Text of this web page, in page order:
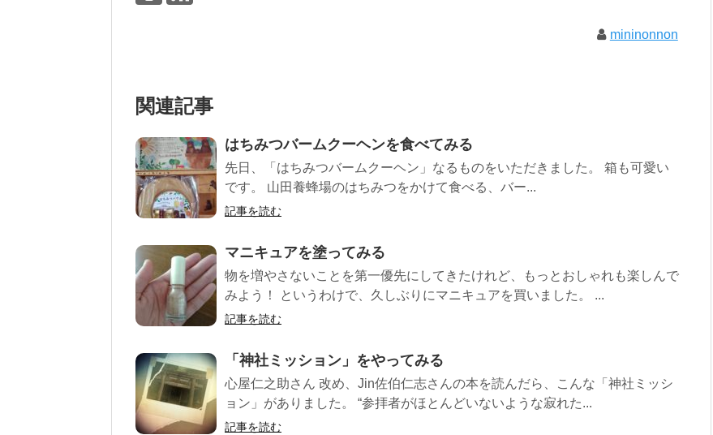
mininonnon
関連記事
はちみつバームクーヘンを食べてみる
先日、「はちみつバームクーヘン」なるものをいただきました。 箱も可愛い
です。 山田養蜂場のはちみつをかけて食べる、バー...
記事を読む
マニキュアを塗ってみる
物を増やさないことを第一優先にしてきたけれど、もっとおしゃれも楽しんで
みよう！ というわけで、久しぶりにマニキュアを買いました。 ...
記事を読む
「神社ミッション」をやってみる
心屋仁之助さん 改め、Jin佐伯仁志さんの本を読んだら、こんな「神社ミッシ
ョン」がありました。 “参拝者がほとんどいないような寂れた...
記事を読む